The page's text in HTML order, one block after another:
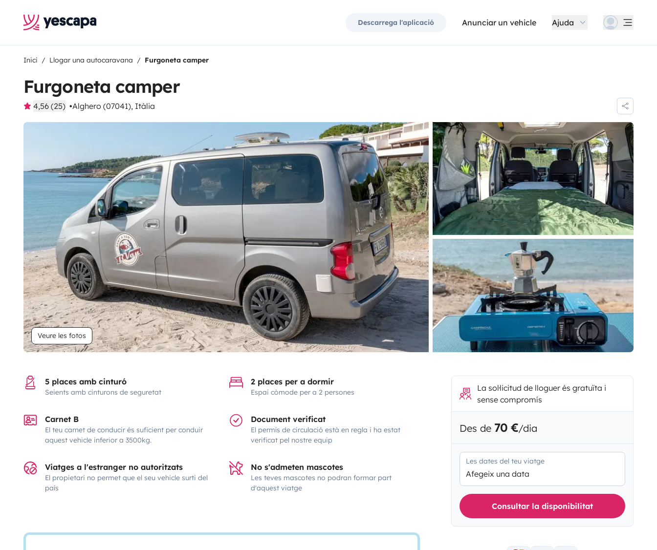
Descarrega l'aplicació Anunciar un vehicle Ajuda
Inici Llogar una autocaravana Furgoneta camper
Furgoneta camper
4,56 (25) Alghero (07041), Itàlia
Veure les fotos
5 places amb cinturó
Seients amb cinturons de seguretat
2 places per a dormir
Espai còmode per a 2 persones
Carnet B
El teu carnet de conducir és suficient per conduir
aquest vehicle inferior a 3500kg.
Document verificat
El permís de circulació està en regla i ha estat
verificat pel nostre equip
Viatges a l'estranger no autoritzats
El propietari no permet que el seu vehicle surti del
país
No s'admeten mascotes
Les teves mascotes no podran formar part
d'aquest viatge
La sol·licitud de lloguer és gratuïta i
sense compromís
Des de 70 €/dia
Les dates del teu viatge
Afegeix una data
Consultar la disponibilitat